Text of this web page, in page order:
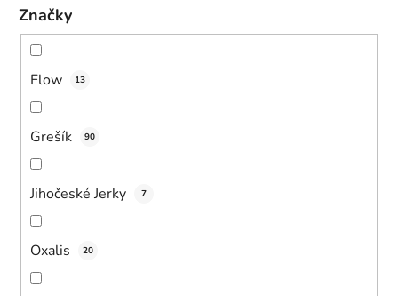
Značky
Flow 13
Grešík 90
Jihočeské Jerky 7
Oxalis 20